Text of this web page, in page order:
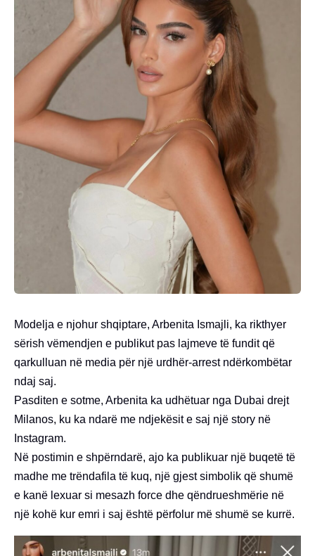
Modelja e njohur shqiptare, Arbenita Ismajli, ka rikthyer
sërish vëmendjen e publikut pas lajmeve të fundit që
qarkulluan në media për një urdhër-arrest ndërkombëtar
ndaj saj.
Pasditen e sotme, Arbenita ka udhëtuar nga Dubai drejt
Milanos, ku ka ndarë me ndjekësit e saj një story në
Instagram.
Në postimin e shpërndarë, ajo ka publikuar një buqetë të
madhe me trëndafila të kuq, një gjest simbolik që shumë
e kanë lexuar si mesazh force dhe qëndrueshmërie në
një kohë kur emri i saj është përfolur më shumë se kurrë.